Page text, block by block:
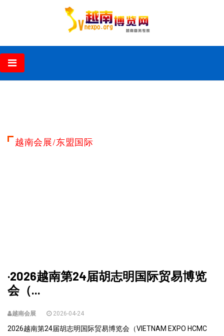
越南会展/东盟国际
·2026越南第24届胡志明国际贸易博览
会（...
越南会展 2026-04-24
2026越南第24届胡志明国际贸易博览会（VIETNAM EXPO HCMC